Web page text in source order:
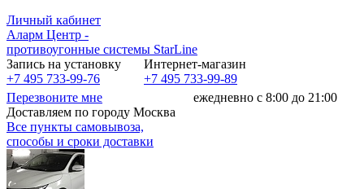
Личный кабинет
Аларм Центр -
противоугонные системы StarLine
Запись на установку
+7 495 733-99-76
Интернет-магазин
+7 495 733-99-89
Перезвоните мне
ежедневно с 8:00 до 21:00
Доставляем по городу Москва
Все пункты самовывоза,
способы и сроки доставки